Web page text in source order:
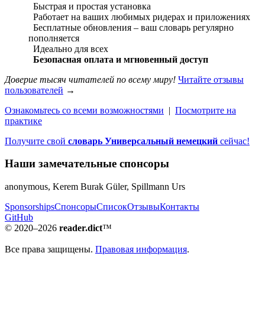
Быстрая и простая установка
Работает на ваших любимых ридерах и приложениях
Бесплатные обновления ‒ ваш словарь регулярно
пополняется
Идеально для всех
Безопасная оплата и мгновенный доступ
Доверие тысяч читателей по всему миру! Читайте отзывы
пользователей →
Ознакомьтесь со всеми возможностями | Посмотрите на
практике
Получите свой словарь Универсальный немецкий сейчас!
Наши замечательные спонсоры
anonymous, Kerem Burak Güler, Spillmann Urs
SponsorshipsСпонсорыСписокОтзывыКонтакты
GitHub
© 2020–2026 reader.dict™
Все права защищены. Правовая информация.